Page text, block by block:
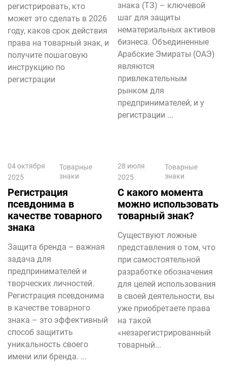
регистрировать, кто
может это сделать в 2026
году, каков срок действия
права на товарный знак, и
получите пошаговую
инструкцию по
регистрации
знака (ТЗ) – ключевой
шаг для защиты
нематериальных активов
бизнеса. Объединенные
Арабские Эмираты (ОАЭ)
являются
привлекательным
рынком для
предпринимателей, и у
регистрации ...
04 октября
2025
Товарные
знаки
Регистрация
псевдонима в
качестве товарного
знака
Защита бренда – важная
задача для
предпринимателей и
творческих личностей.
Регистрация псевдонима
в качестве товарного
знака – это эффективный
способ защитить
уникальность своего
имени или бренда. ...
28 июля
2025
Товарные
знаки
С какого момента
можно использовать
товарный знак?
Существуют ложные
представления о том, что
при самостоятельной
разработке обозначения
для целей использования
в своей деятельности, вы
уже приобретаете права
на такой
«незарегистрированный
товарный...